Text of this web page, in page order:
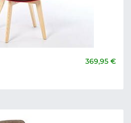
369,95 €